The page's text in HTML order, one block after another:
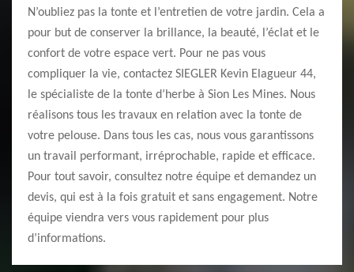
N’oubliez pas la tonte et l’entretien de votre jardin. Cela a
pour but de conserver la brillance, la beauté, l’éclat et le
confort de votre espace vert. Pour ne pas vous
compliquer la vie, contactez SIEGLER Kevin Elagueur 44,
le spécialiste de la tonte d’herbe à Sion Les Mines. Nous
réalisons tous les travaux en relation avec la tonte de
votre pelouse. Dans tous les cas, nous vous garantissons
un travail performant, irréprochable, rapide et efficace.
Pour tout savoir, consultez notre équipe et demandez un
devis, qui est à la fois gratuit et sans engagement. Notre
équipe viendra vers vous rapidement pour plus
d’informations.